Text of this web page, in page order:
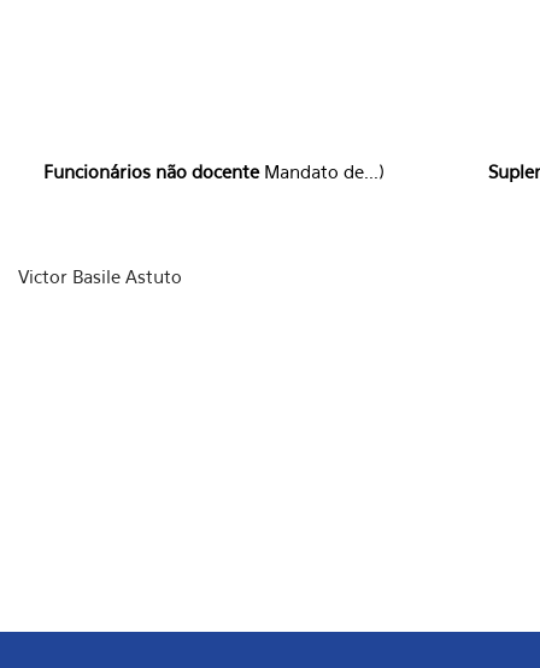
Funcionários não docente Mandato de...)
Victor Basile Astuto